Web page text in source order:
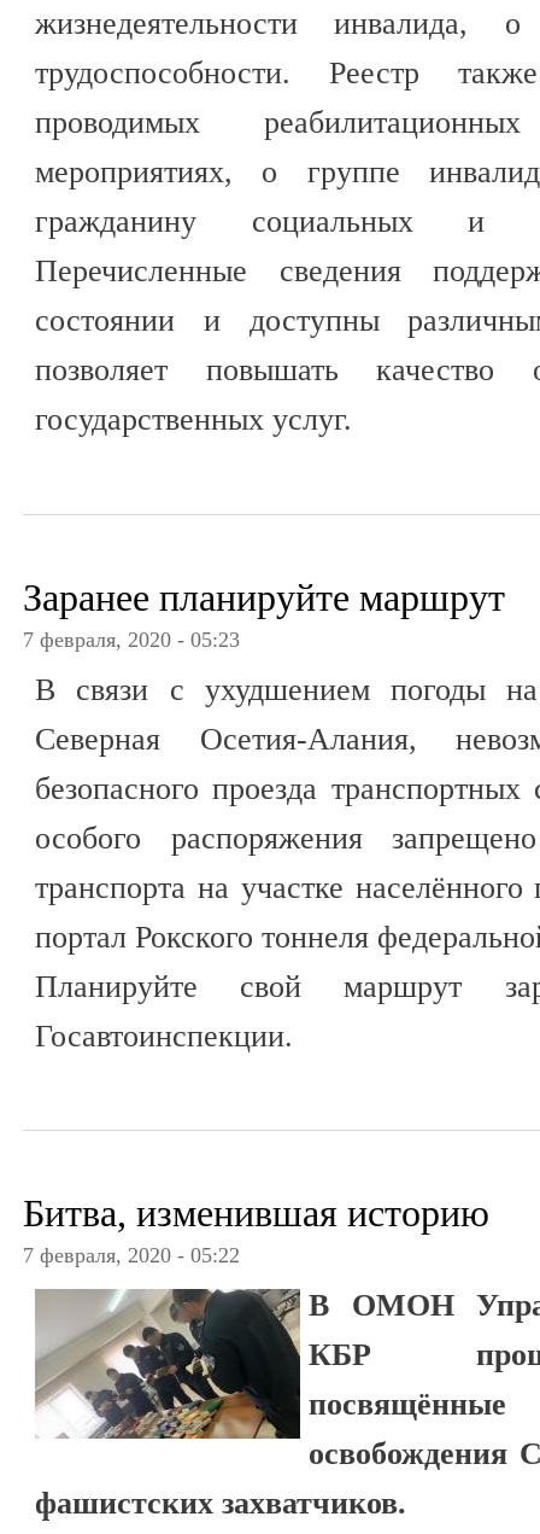
жизнедеятельности инвалида,
трудоспособности. Реестр
проводимых
мероприятиях, о группе
гражданину социальных и
Перечисленные сведения
состоянии и доступны
позволяет повышать качество
государственных услуг.
Заранее планируйте маршрут
7 февраля, 2020 - 05:23
В связи с ухудшением погоды на
Северная Осетия-Алания,
безопасного проезда
особого распоряжения
транспорта на участке
портал Рокского тоннеля
Планируйте свой маршрут
Госавтоинспекции.
Битва, изменившая историю
7 февраля, 2020 - 05:22
В ОМОН
КБР
освобождения
фашистских захватчиков.